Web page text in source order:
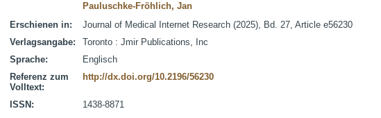
Pauluschke-Fröhlich, Jan
Erschienen in:
Journal of Medical Internet Research (2025), Bd. 27, Article e56230
Verlagsangabe:
Toronto : Jmir Publications, Inc
Sprache:
Englisch
Referenz zum
Volltext:
http://dx.doi.org/10.2196/56230
ISSN:
1438-8871